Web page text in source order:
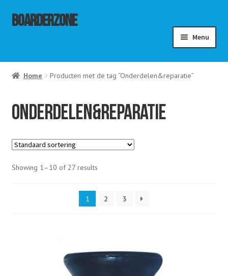
Ga
Ga
Boarderzone
Menu
Home Producten met de tag “Onderdelen&reparatie”
Onderdelen&reparatie
Showing 1–10 of 27 results
1 2 3